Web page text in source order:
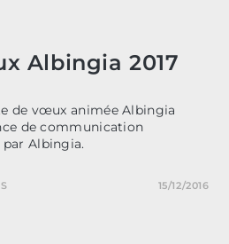
Albingia 2017
de vœux animée Albingia
de communication
par Albingia.
SUR 15/12/2016